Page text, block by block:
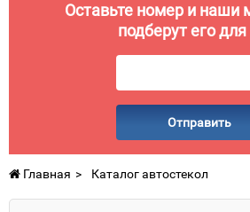
Оставьте номер и
подберут его для
Отправить
Главная Каталог автостекол